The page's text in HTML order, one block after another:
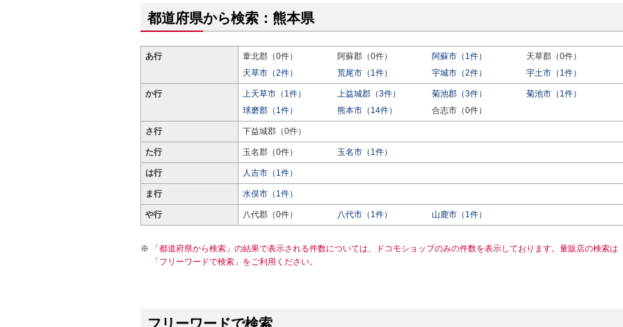
都道府県から検索：熊本県
あ行 葦北郡（0件） 阿蘇郡（0件） 阿蘇市（1件）
天草郡（0件）
天草市（2件）
荒尾市（1件） 宇城市（2件） 宇土市（1件）
か行 上天草市（1件） 上益城郡（3件） 菊池郡（3件）
菊池市（1件）
球磨郡（1件）
熊本市（14件） 合志市（0件）
さ行 下益城郡（0件）
た行 玉名郡（0件） 玉名市（1件）
は行 人吉市（1件）
ま行 水俣市（1件）
や行 八代郡（0件） 八代市（1件） 山鹿市（1件）
「都道府県から検索」の結果で表示される件数については、ドコモショップのみの件数を表示しております。量販店の検索は
「フリーワードで検索」をご利用ください。
フリーワードで検索